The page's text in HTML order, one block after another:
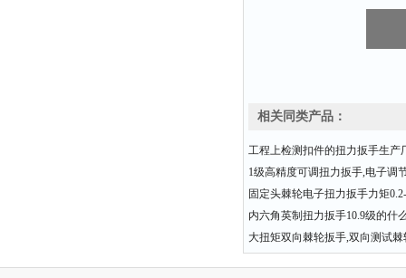
相关同类产品：
工程上检测扣件的扭力扳手生产
1级高精度可调扭力扳手,电子调
固定头棘轮电子扭力扳手力矩
内六角英制扭力扳手10.9级的什
大扭矩双向棘轮扳手,双向测试